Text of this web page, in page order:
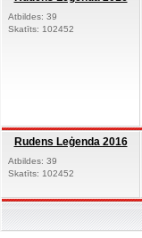
Atbildes: 39
Skatīts: 102452
Rudens Leģenda 2016
Atbildes: 39
Skatīts: 102452